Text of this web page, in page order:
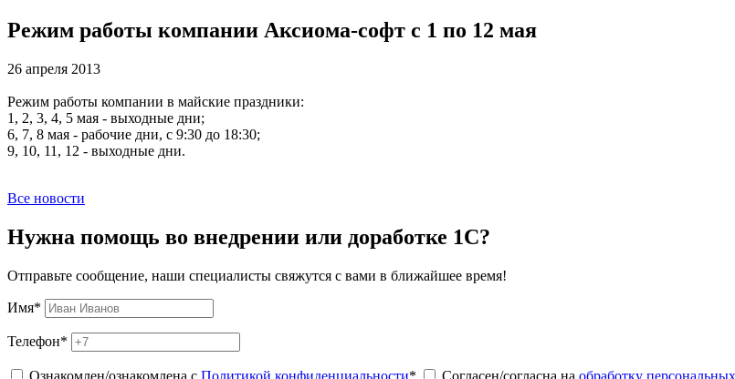
Режим работы компании Аксиома-софт с 1 по 12 мая
26 апреля 2013
Режим работы компании в майские праздники:
1, 2, 3, 4, 5 мая - выходные дни;
6, 7, 8 мая - рабочие дни, с 9:30 до 18:30;
9, 10, 11, 12 - выходные дни.
Все новости
Нужна помощь во внедрении или доработке 1С?
Отправьте сообщение, наши специалисты свяжутся с вами в ближайшее время!
Имя*
Телефон*
Ознакомлен/ознакомлена с Политикой конфиденциальности* Согласен/согласна на обработку